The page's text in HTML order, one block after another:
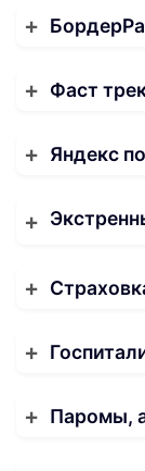
Фаст
Яндекс
Паромы,